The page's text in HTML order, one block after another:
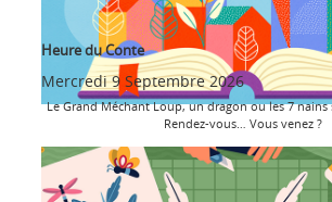
Heure du Conte
Mercredi 9 Septembre 2026
Le Grand Méchant Loup, un dragon ou les 7
Rendez-vous… Vous venez ?